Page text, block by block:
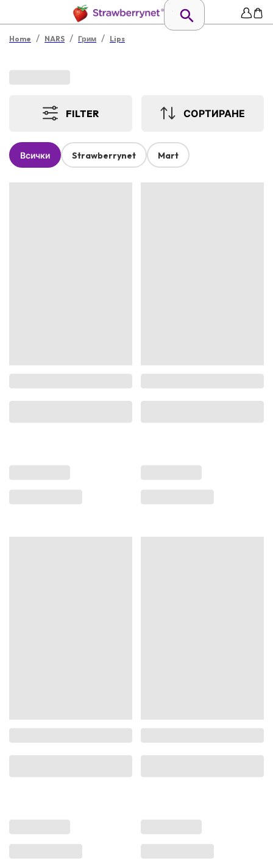
Home / NARS / Грим / Lips
FILTER СОРТИРАНЕ
Всички Strawberrynet Mart